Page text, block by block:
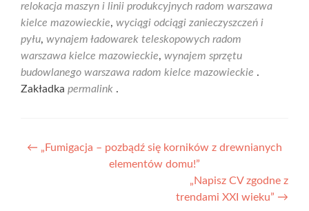
relokacja maszyn i linii produkcyjnych radom warszawa
kielce mazowieckie, wyciągi odciągi zanieczyszczeń i
pyłu, wynajem ładowarek teleskopowych radom
warszawa kielce mazowieckie, wynajem sprzętu
budowlanego warszawa radom kielce mazowieckie .
Zakładka permalink .
Nawigacja
← „Fumigacja – pozbądź się korników z drewnianych
elementów domu!”
„Napisz CV zgodne z
trendami XXI wieku” →